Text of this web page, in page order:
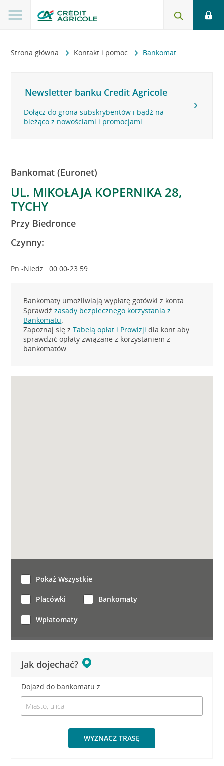
Strona główna Kontakt i pomoc Bankomat
Newsletter banku Credit Agricole
Dołącz do grona subskrybentów i bądź na
bieżąco z nowościami i promocjami
Bankomat (Euronet)
UL. MIKOŁAJA KOPERNIKA 28,
TYCHY
Przy Biedronce
Czynny:
Pn.-Niedz.: 00:00-23:59
Bankomaty umożliwiają wypłatę gotówki z konta.
Sprawdźzasady bezpiecznego korzystania z
Bankomatu.
Zapoznaj się zTabelą opłat i Prowizji dla kont aby
sprawdzić opłaty związane z korzystaniem z
bankomatów.
Jak dojechać?
Dojazd do bankomatu z:
WYZNACZ TRASĘ
Pokaż Wszystkie
Placówki Bankomaty
Wpłatomaty